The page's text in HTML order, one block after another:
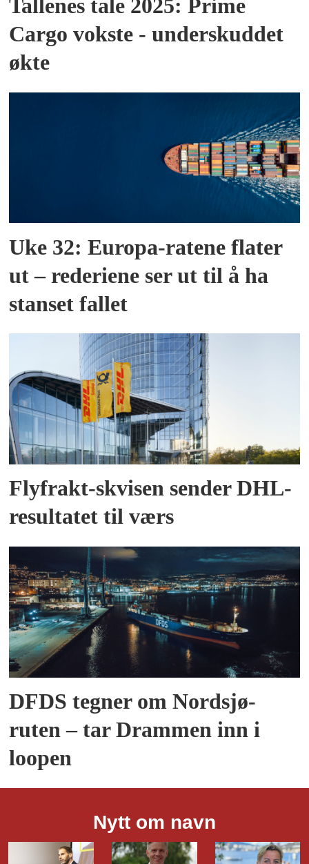
Tallenes tale 2025: Prime
Cargo vokste - underskuddet
økte
Uke 32: Europa-ratene flater
ut – rederiene ser ut til å ha
stanset fallet
Flyfrakt-skvisen sender DHL-
resultatet til værs
DFDS tegner om Nordsjø-
ruten – tar Drammen inn i
loopen
Nytt om navn